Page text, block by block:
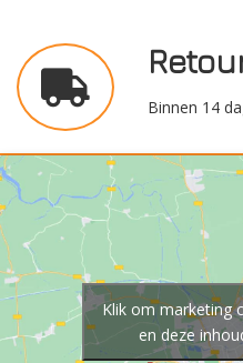
Binnen 14
Klik om marketing
en deze